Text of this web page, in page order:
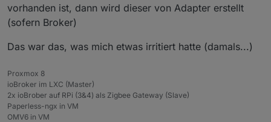
test/state1/state2 mit dem Wert 45678
(noch!) richtig an:
Die Objekte fehlen wie erwartet. Man kann nun zwar
weitere Datenpunkte anscheinend selbst unter state1
anlegen,
Es ist nun möglich Objekte anzulegen, selbst wenn
vorhanden ist, dann wird dieser von Adapter erstellt
(sofern Broker)
Das war das, was mich etwas irritiert hatte (damals...)
Proxmox 8
ioBroker im LXC (Master)
2x ioBrober auf RPi (3&4) als Zigbee Gateway (Slave)
Paperless-ngx in VM
OMV6 in VM